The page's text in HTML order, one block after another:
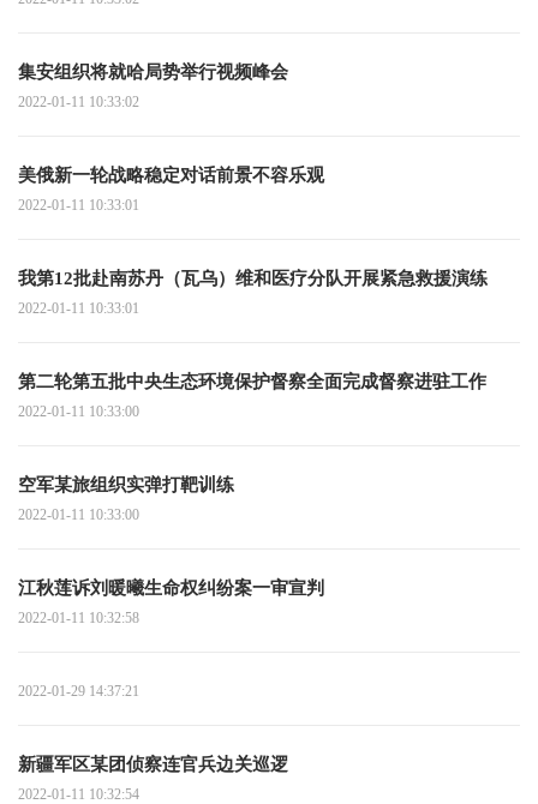
集安组织将就哈局势举行视频峰会
2022-01-11 10:33:02
美俄新一轮战略稳定对话前景不容乐观
2022-01-11 10:33:01
我第12批赴南苏丹（瓦乌）维和医疗分队开展紧急救援演练
2022-01-11 10:33:01
第二轮第五批中央生态环境保护督察全面完成督察进驻工作
2022-01-11 10:33:00
空军某旅组织实弹打靶训练
2022-01-11 10:33:00
江秋莲诉刘暖曦生命权纠纷案一审宣判
2022-01-11 10:32:58
2022-01-29 14:37:21
新疆军区某团侦察连官兵边关巡逻
2022-01-11 10:32:54